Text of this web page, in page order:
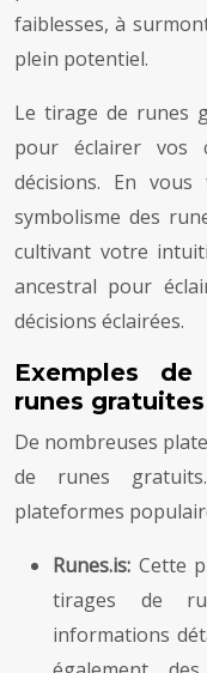
faiblesses, à
plein potentiel.
Le tirage de runes
pour éclairer vos
décisions. En
symbolisme des
cultivant votre
ancestral pour
décisions éclairées.
Exemples
runes gratuites
De nombreuses
de runes
plateformes
Runes.is: Cette
tirages de
informations